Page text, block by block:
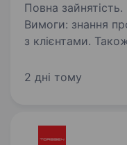
Повна зайнятість. Вік від 22 до 39 років
Вимоги: знання
з клієнтами.
розраховувати
2 дні тому